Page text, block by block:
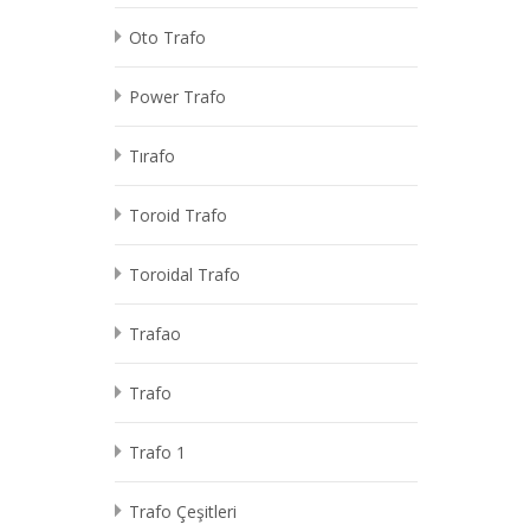
Oto Trafo
Power Trafo
Tırafo
Toroid Trafo
Toroidal Trafo
Trafao
Trafo
Trafo 1
Trafo Çeşitleri